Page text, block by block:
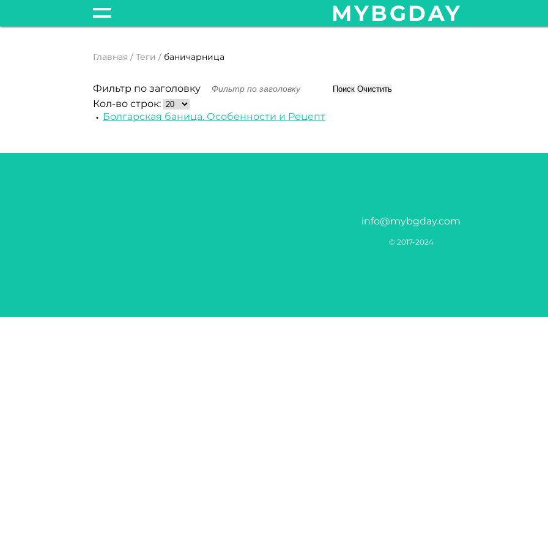
MYBGDAY
Главная Теги баничарница
Фильтр по заголовку Поиск Очистить
Кол-во строк:
Болгарская баница. Особенности и Рецепт
info@mybgday.com
© 2017-2024